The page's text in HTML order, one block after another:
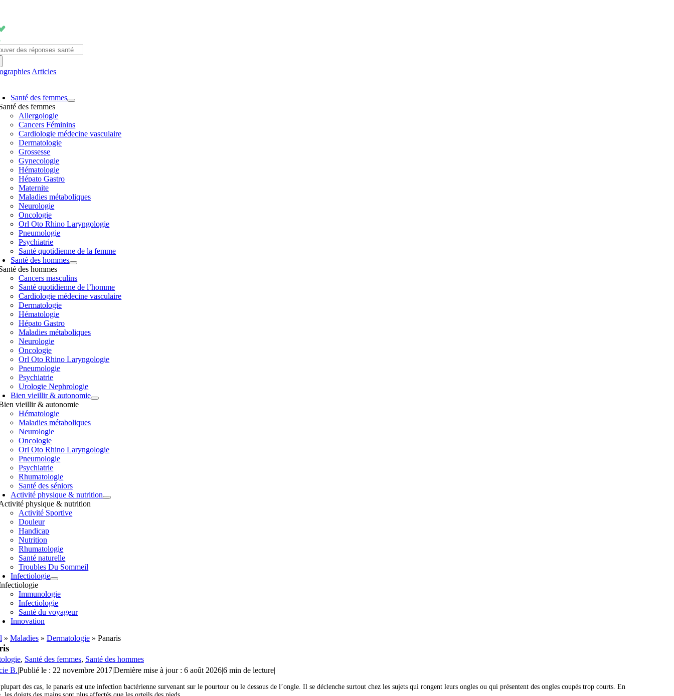
contenu
Articles
Santé des femmes
des femmes
Allergologie
Cancers Féminins
Cardiologie médecine vasculaire
Dermatologie
Grossesse
Gynecologie
Hématologie
Hépato Gastro
Maternite
Maladies métaboliques
Neurologie
Oncologie
Orl Oto Rhino Laryngologie
Pneumologie
Psychiatrie
Santé quotidienne de la femme
Santé des hommes
des hommes
Cancers masculins
Santé quotidienne de l’homme
Cardiologie médecine vasculaire
Dermatologie
Hématologie
Hépato Gastro
Maladies métaboliques
Neurologie
Oncologie
Orl Oto Rhino Laryngologie
Pneumologie
Psychiatrie
Urologie Nephrologie
Bien vieillir & autonomie
vieillir & autonomie
Hématologie
Maladies métaboliques
Neurologie
Oncologie
Orl Oto Rhino Laryngologie
Pneumologie
Psychiatrie
Rhumatologie
Santé des séniors
Activité physique & nutrition
physique & nutrition
Activité Sportive
Douleur
Handicap
Nutrition
Rhumatologie
Santé naturelle
Troubles Du Sommeil
Infectiologie
Immunologie
Infectiologie
Santé du voyageur
Innovation
» Maladies» Dermatologie» Panaris
, Santé des femmes, Santé des hommes
B.|Publié le : 22 novembre 2017|Dernière mise à jour : 6 août 2026|6 min de lecture|
des cas, le panaris est une infection bactérienne survenant sur le pourtour ou le dessous de l’ongle. Il se déclenche surtout chez les sujets qui rongent leurs ongles ou qui présentent des ongles coupés trop courts. En